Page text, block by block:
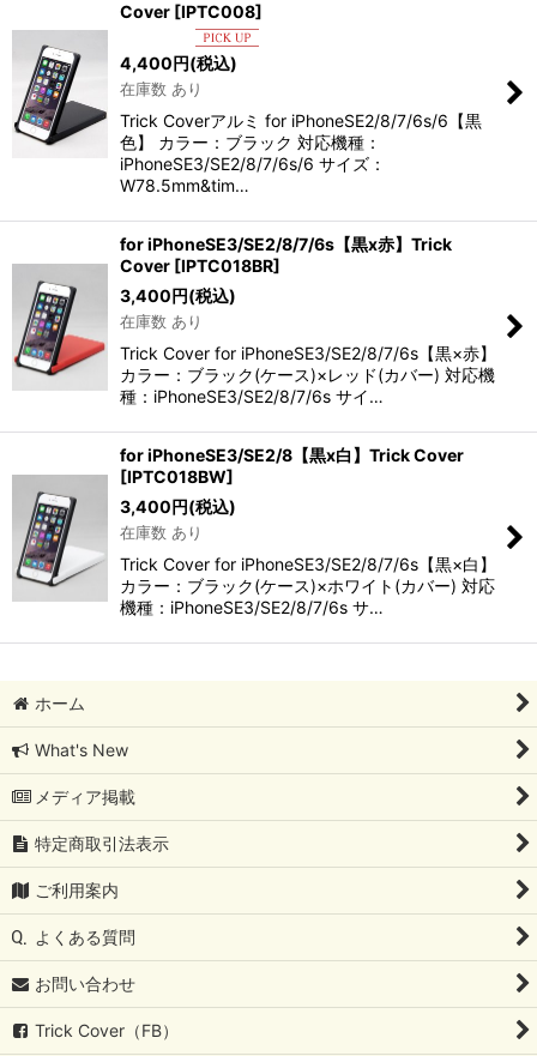
Cover [IPTC008]
4,400円(税込)
在庫数 あり
Trick Coverアルミ for iPhoneSE2/8/7/6s/6【黒
色】 カラー：ブラック 対応機種：
iPhoneSE3/SE2/8/7/6s/6 サイズ：
W78.5mm&tim…
for iPhoneSE3/SE2/8/7/6s【黒x赤】Trick
Cover [IPTC018BR]
3,400円(税込)
在庫数 あり
Trick Cover for iPhoneSE3/SE2/8/7/6s【黒×赤】
カラー：ブラック(ケース)×レッド(カバー) 対応機
種：iPhoneSE3/SE2/8/7/6s サイ…
for iPhoneSE3/SE2/8【黒x白】Trick Cover
[IPTC018BW]
3,400円(税込)
在庫数 あり
Trick Cover for iPhoneSE3/SE2/8/7/6s【黒×白】
カラー：ブラック(ケース)×ホワイト(カバー) 対応
機種：iPhoneSE3/SE2/8/7/6s サ…
ホーム
What's New
メディア掲載
特定商取引法表示
ご利用案内
よくある質問
お問い合わせ
Trick Cover（FB）